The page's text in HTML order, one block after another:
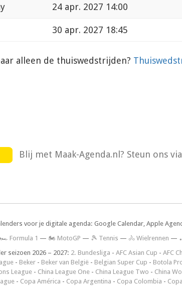
24 apr. 2027 14:00
30 apr. 2027 18:45
alleen de thuiswedstrijden?
Blij met Maak-Agenda.nl? Steun ons via
voor je digitale agenda: Google Calendar, Apple
🏎️ Formula 1 — 🏍 MotoGP — 🎾 Tennis — 🚴 Wielrennen —
seizoen 2026 – 2027: 2. Bundesliga - AFC Asian Cup - AFC
- Beker - Beker van België - Belgian Super Cup - Botola
League - China League One - China League Two - China
- Copa América - Copa Argentina - Copa Colombia -